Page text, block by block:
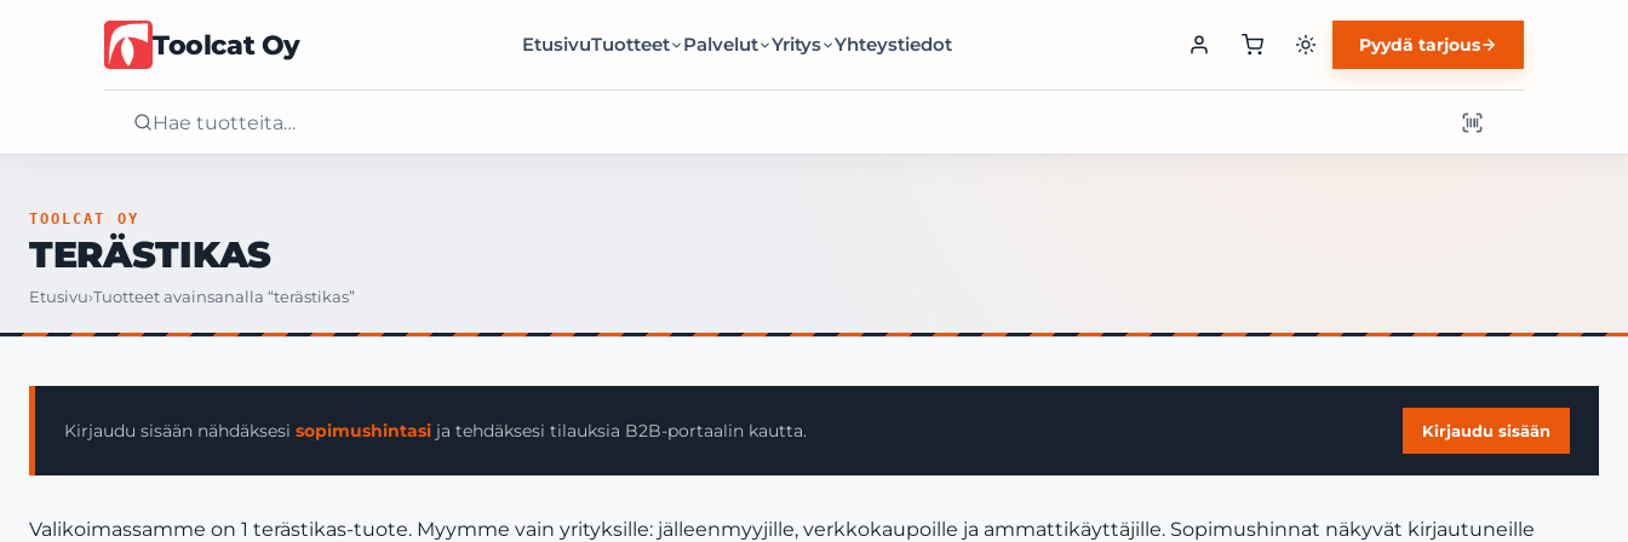
Toolcat Oy EtusivuTuotteet Palvelut Yritys Yhteystiedot Pyydä tarjous
Tuotteet
Yritys
TOOLCAT OY
TERÄSTIKAS
Etusivu›Tuotteet avainsanalla “terästikas”
Kirjaudu sisään nähdäksesi sopimushintasi ja tehdäksesi tilauksia B2B-portaalin kautta. Kirjaudu sisään
Valikoimassamme on 1 terästikas-tuote. Myymme vain yrityksille: jälleenmyyjille, verkkokaupoille ja ammattikäyttäjille. Sopimushinnat näkyvät kirjautuneille